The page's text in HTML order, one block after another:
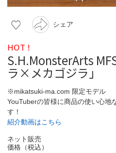
シェア
HOT !
S.H.MonsterArts
ラ×メカゴジラ」
※mikatsuki-ma.com 限定モデル
YouTuberの皆様に商品の使い心地
す！
紹介動画はこちら
ネット販売
価格（税込）